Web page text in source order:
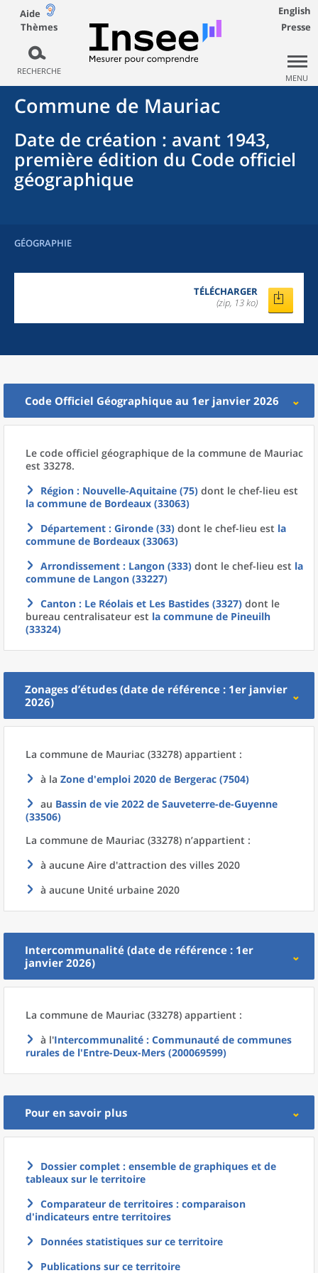
Aide
Thèmes
RECHERCHE
English
Presse
MENU
Commune de Mauriac
Date de création : avant 1943,
première édition du Code officiel
géographique
GÉOGRAPHIE
TÉLÉCHARGER
(zip, 13 ko)
Code Officiel Géographique au 1er janvier 2026
Le code officiel géographique de la commune de Mauriac
est 33278.
Région : Nouvelle-Aquitaine (75) dont le chef-lieu est
la commune de Bordeaux (33063)
Département : Gironde (33) dont le chef-lieu est la
commune de Bordeaux (33063)
Arrondissement : Langon (333) dont le chef-lieu est la
commune de Langon (33227)
Canton : Le Réolais et Les Bastides (3327) dont le
bureau centralisateur est la commune de Pineuilh
(33324)
Zonages d’études (date de référence : 1er janvier
2026)
La commune de Mauriac (33278) appartient :
à la Zone d'emploi 2020 de Bergerac (7504)
au Bassin de vie 2022 de Sauveterre-de-Guyenne
(33506)
La commune de Mauriac (33278) n’appartient :
à aucune Aire d'attraction des villes 2020
à aucune Unité urbaine 2020
Intercommunalité (date de référence : 1er
janvier 2026)
La commune de Mauriac (33278) appartient :
à l'Intercommunalité : Communauté de communes
rurales de l'Entre-Deux-Mers (200069599)
Pour en savoir plus
Dossier complet : ensemble de graphiques et de
tableaux sur le territoire
Comparateur de territoires : comparaison
d'indicateurs entre territoires
Données statistiques sur ce territoire
Publications sur ce territoire